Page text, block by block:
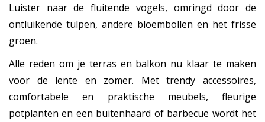
Luister naar de fluitende vogels, omringd door de
ontluikende tulpen, andere bloembollen en het frisse
groen.
Alle reden om je terras en balkon nu klaar te maken
voor de lente en zomer. Met trendy accessoires,
comfortabele en praktische meubels, fleurige
potplanten en een buitenhaard of barbecue wordt het